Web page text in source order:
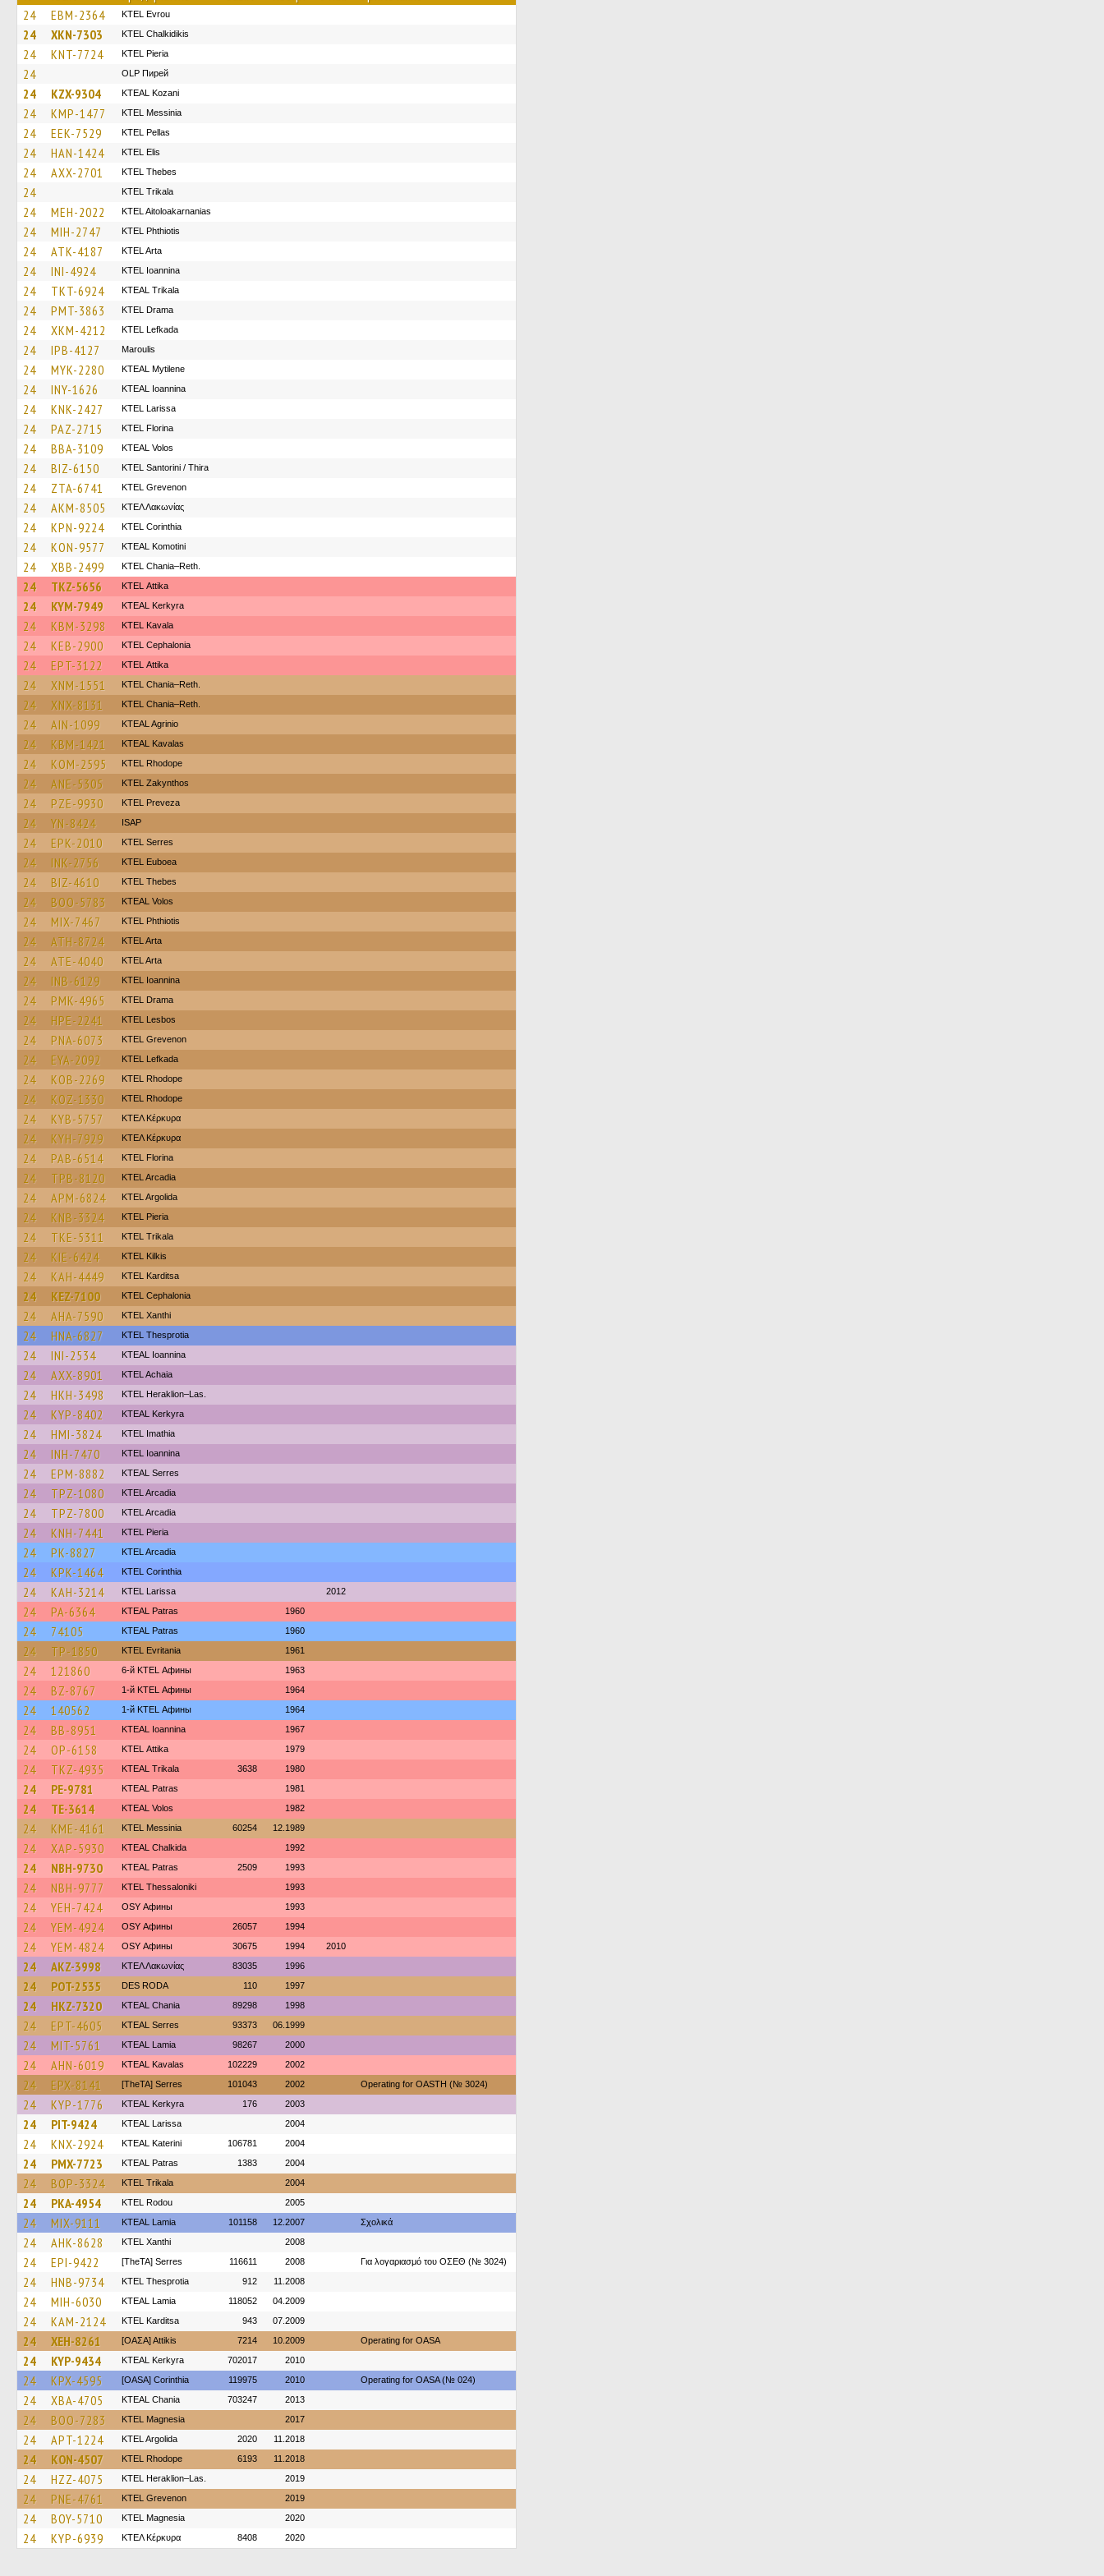
24 EBM-2364 KTEL Evrou
24 XKN-7303 ΚΤΕL Chalkidikis
24 KNT-7724 KTEL Pieria
24 OLP Пирей
24 KZX-9304 KTEAL Kozani
24 KMP-1477 KTEL Messinia
24 EEK-7529 KTEL Pellas
24 HAN-1424 KTEL Elis
24 AXX-2701 KTEL Thebes
24 ΚΤΕL Τrikala
24 MEH-2022 KTEL Aitoloakarnanias
24 MIH-2747 ΚΤΕL Phthiotis
24 ATK-4187 KTEL Arta
24 INI-4924 KTEL Ioannina
24 TKT-6924 KTEAL Trikala
24 PMT-3863 KTEL Drama
24 XKM-4212 KTEL Lefkada
24 IPB-4127 Maroulis
24 MYK-2280 KTEAL Mytilene
24 INY-1626 KTEAL Ioannina
24 KNK-2427 KTEL Larissa
24 PAZ-2715 KTEL Florina
24 BBA-3109 KTEAL Volos
24 BIZ-6150 KTEL Santorini / Thira
24 ZTA-6741 ΚΤΕL Grevenon
24 AKM-8505 ΚΤΕΛ Λακωνίας
24 KPN-9224 KTEL Corinthia
24 KON-9577 KTEAL Komotini
24 XBB-2499 KTEL Chania–Reth.
24 TKZ-5656 KΤΕL Αttika
24 KYM-7949 KTEAL Kerkyra
24 KBM-3298 KTEL Kavala
24 KEB-2900 KTEL Cephalonia
24 EPT-3122 KΤΕL Αttika
24 XNM-1551 KTEL Chania–Reth.
24 XNX-8131 KTEL Chania–Reth.
24 AIN-1099 KTEAL Agrinio
24 KBM-1421 KTEAL Kavalas
24 KOM-2595 KTEL Rhodope
24 ANE-5305 KTEL Zakynthos
24 PZE-9930 KTEL Preveza
24 YN-8424 ISAP
24 EPK-2010 KTEL Serres
24 INK-2756 ΚΤΕL Euboea
24 BIZ-4610 KTEL Thebes
24 BOO-5783 KTEAL Volos
24 MIX-7467 ΚΤΕL Phthiotis
24 ATH-8724 KTEL Arta
24 ATE-4040 KTEL Arta
24 INB-6129 KTEL Ioannina
24 PMK-4965 KTEL Drama
24 HPE-2241 KTEL Lesbos
24 PNA-6073 ΚΤΕL Grevenon
24 EYA-2092 KTEL Lefkada
24 KOB-2269 KTEL Rhodope
24 KOZ-1330 KTEL Rhodope
24 KYB-5757 ΚΤΕΛ Κέρκυρα
24 KYH-7929 ΚΤΕΛ Κέρκυρα
24 PAB-6514 KTEL Florina
24 TPB-8120 KTEL Arcadia
24 APM-6824 KTEL Argolida
24 KNB-3324 KTEL Pieria
24 TKE-5311 ΚΤΕL Τrikala
24 KIE-6424 KTEL Kilkis
24 KAH-4449 ΚΤΕL Karditsa
24 KEZ-7100 KTEL Cephalonia
24 AHA-7590 KTEL Xanthi
24 HNA-6827 KTEL Thesprotia
24 INI-2534 KTEAL Ioannina
24 AXX-8901 KTEL Achaia
24 HKH-3498 KTEL Heraklion–Las.
24 KYP-8402 KTEAL Kerkyra
24 HMI-3824 KTEL Imathia
24 INH-7470 KTEL Ioannina
24 EPM-8882 KTEAL Serres
24 TPZ-1080 KTEL Arcadia
24 TPZ-7800 KTEL Arcadia
24 KNH-7441 KTEL Pieria
24 PK-8827 KTEL Arcadia
24 KPK-1464 KTEL Corinthia
24 KAH-3214 KTEL Larissa 2012
24 PA-6364 KTEAL Patras 1960
24 74105 KTEAL Patras 1960
24 TP-1850 ΚΤΕL Evritania 1961
24 121860 6-й KTEL Афины 1963
24 BZ-8767 1-й KTEL Афины 1964
24 140562 1-й KTEL Афины 1964
24 BB-8951 KTEAL Ioannina 1967
24 OP-6158 KΤΕL Αttika 1979
24 TKZ-4935 KTEAL Trikala 3638 1980
24 PE-9781 KTEAL Patras 1981
24 TE-3614 KTEAL Volos 1982
24 KME-4161 KTEL Messinia 60254 12.1989
24 XAP-5930 KTEAL Chalkida 1992
24 NBH-9730 KTEAL Patras 2509 1993
24 NBH-9777 KTEL Thessaloniki 1993
24 YEH-7424 OSY Афины 1993
24 YEM-4924 OSY Афины 26057 1994
24 YEM-4824 OSY Афины 30675 1994 2010
24 AKZ-3998 ΚΤΕΛ Λακωνίας 83035 1996
24 POT-2535 DES RODA 110 1997
24 HKZ-7320 KTEAL Chania 89298 1998
24 EPT-4605 KTEAL Serres 93373 06.1999
24 MIT-5761 KTEAL Lamia 98267 2000
24 AHN-6019 KTEAL Kavalas 102229 2002
24 EPX-8141 [TheTA] Serres 101043 2002 Operating for OASTH (№ 3024)
24 KYP-1776 KTEAL Kerkyra 176 2003
24 PIT-9424 KTEAL Larissa 2004
24 KNX-2924 KTEAL Katerini 106781 2004
24 PMX-7723 KTEAL Patras 1383 2004
24 BOP-3324 ΚΤΕL Τrikala 2004
24 PKA-4954 ΚΤΕL Rodou 2005
24 MIX-9111 KTEAL Lamia 101158 12.2007 Σχολικά
24 AHK-8628 KTEL Xanthi 2008
24 EPI-9422 [TheTA] Serres 116611 2008 Για λογαριασμό του ΟΣΕΘ (№ 3024)
24 HNB-9734 KTEL Thesprotia 912 11.2008
24 MIH-6030 KTEAL Lamia 118052 04.2009
24 KAM-2124 ΚΤΕL Karditsa 943 07.2009
24 XEH-8261 [ΟΑΣΑ] Αttikis 7214 10.2009 Operating for OASA
24 KYP-9434 KTEAL Kerkyra 702017 2010
24 KPX-4595 [OASA] Corinthia 119975 2010 Operating for OASA (№ 024)
24 XBA-4705 KTEAL Chania 703247 2013
24 BOO-7283 ΚΤΕL Magnesia 2017
24 APT-1224 KTEL Argolida 2020 11.2018
24 KON-4507 KTEL Rhodope 6193 11.2018
24 HZZ-4075 KTEL Heraklion–Las. 2019
24 PNE-4761 ΚΤΕL Grevenon 2019
24 BOY-5710 ΚΤΕL Magnesia 2020
24 KYP-6939 ΚΤΕΛ Κέρκυρα 8408 2020